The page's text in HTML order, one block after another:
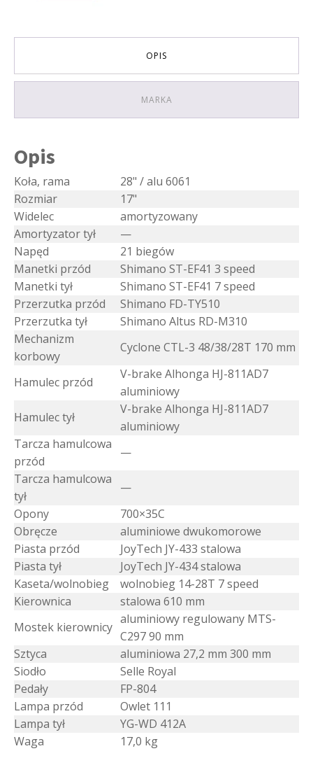
OPIS
MARKA
Opis
Koła, rama
28" / alu 6061
Rozmiar
17"
Widelec
amortyzowany
Amortyzator tył
—
Napęd
21 biegów
Manetki przód
Shimano ST-EF41 3 speed
Manetki tył
Shimano ST-EF41 7 speed
Przerzutka przód
Shimano FD-TY510
Przerzutka tył
Shimano Altus RD-M310
Mechanizm
korbowy
Cyclone CTL-3 48/38/28T 170 mm
Hamulec przód
V-brake Alhonga HJ-811AD7
aluminiowy
Hamulec tył
V-brake Alhonga HJ-811AD7
aluminiowy
Tarcza hamulcowa
przód
—
Tarcza hamulcowa
tył
—
Opony
700×35C
Obręcze
aluminiowe dwukomorowe
Piasta przód
JoyTech JY-433 stalowa
Piasta tył
JoyTech JY-434 stalowa
Kaseta/wolnobieg
wolnobieg 14-28T 7 speed
Kierownica
stalowa 610 mm
Mostek kierownicy
aluminiowy regulowany MTS-
C297 90 mm
Sztyca
aluminiowa 27,2 mm 300 mm
Siodło
Selle Royal
Pedały
FP-804
Lampa przód
Owlet 111
Lampa tył
YG-WD 412A
Waga
17,0 kg